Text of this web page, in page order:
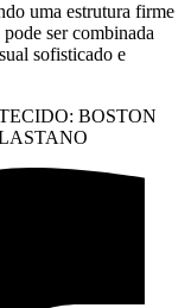
uma estrutura firme
ser combinada
sofisticado e
BOSTON